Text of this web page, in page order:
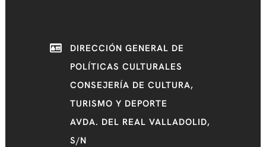
DIRECCIÓN GENERAL DE
POLÍTICAS CULTURALES
CONSEJERÍA DE CULTURA,
TURISMO Y DEPORTE
AVDA. DEL REAL VALLADOLID,
S/N